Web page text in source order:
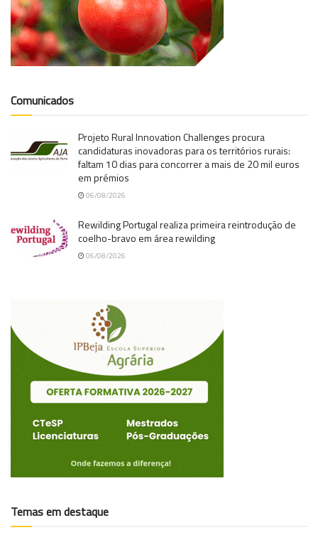
Comunicados
Projeto Rural Innovation Challenges procura
candidaturas inovadoras para os territórios rurais:
faltam 10 dias para concorrer a mais de 20 mil euros
em prémios
06/08/2026
Rewilding Portugal realiza primeira reintrodução de
coelho-bravo em área rewilding
06/08/2026
Temas em destaque